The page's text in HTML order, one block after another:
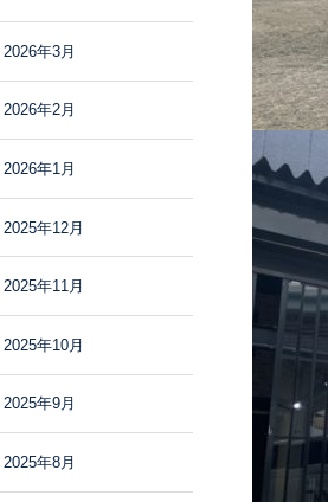
2026年3月
2026年2月
2026年1月
2025年12月
2025年11月
2025年10月
2025年9月
2025年8月